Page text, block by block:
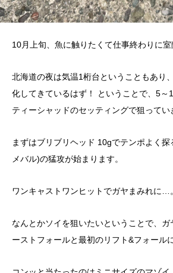
10月上旬、魚に触りたくて仕事終わりに室
北海道の夜は気温1桁台ということもあり
化してきているはず！ ということで、5～
ティーシャッドのセッティングで狙ってい
まずはブリブリヘッド 10gでテンポよく
メバル)の猛攻が始まります。
ワンキャストワンヒットでガヤまみれに…。
なんとかソイを狙いたいということで、
ーストフォールと最初のリフト&フォール